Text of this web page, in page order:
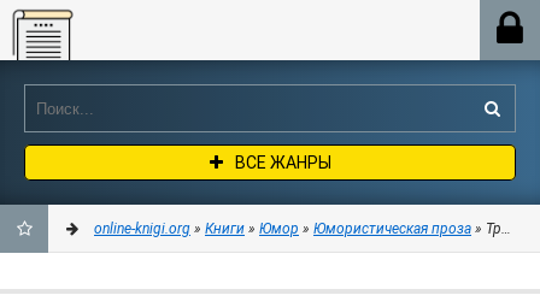
Online-knigi.org
ВСЕ ЖАНРЫ
online-knigi.org » Книги » Юмор » Юмористическая проза » Трое в